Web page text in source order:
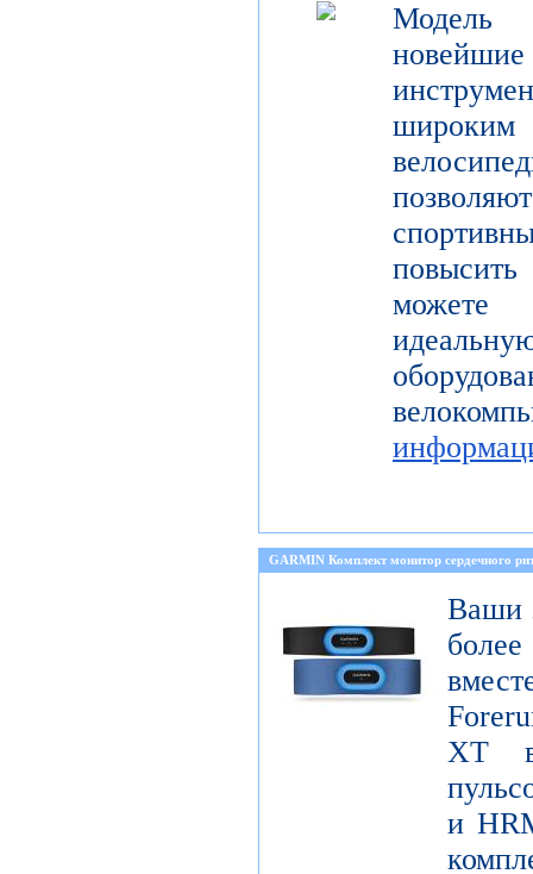
Модель
повысить
можете
GARMIN Комплект монитор сердечного
Ваши
XT
и